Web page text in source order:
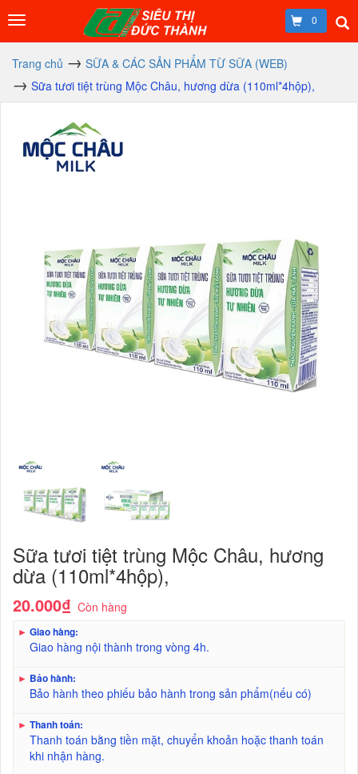
0
Trang chủ
SỮA & CÁC SẢN PHẨM TỪ SỮA (WEB)
Sữa tươi tiệt trùng Mộc Châu, hương dừa (110ml*4hộp),
Sữa tươi tiệt trùng Mộc Châu, hương
dừa (110ml*4hộp),
20.000₫ Còn hàng
► Giao hàng:
Giao hàng nội thành trong vòng 4h.
► Bảo hành:
Bảo hành theo phiếu bảo hành trong sản phẩm(nếu có)
► Thanh toán:
Thanh toán bằng tiền mặt, chuyển khoản hoặc thanh toán
khi nhận hàng.